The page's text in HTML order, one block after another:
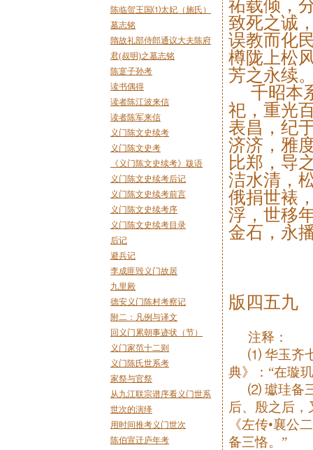
陈临贺王国⑴太妃（施氏）
墓志铭
隋故礼部侍郎通议大夫陈府
君(叔明)之墓志铭
陈寔子孙考
读书偶得
读者陈江波来信
读者陈军来信
义门陈文史续考
义门陈文史考
《义门陈文史续考》跋语
义门陈文史续考后记
义门陈文史续考前言
义门陈文史续考序
义门陈文史续考目录
后记
避兵记
李成匪毁义门故居
九里殿
德安义门陈村考察记
附二：凡例与译文
回义门累朝事迹状（节）
义门家范十二则
义门陈氏世系考
家祭与官祭
从九江联宗谱序看义门世系
世次的演绎
用时间推考义门世次
陈伯宣迁庐年考
祏载倾，
致死之诚
误教而化
樽陇上松
芳之永续
千昭本
祀，重光
表昌，纪
济济，雅
比郑，导
洁水清，
俄捐世裱
浮，世移
金石，永
版四五九
注释：
⑴ 华玉齐
典》：“在璇
⑵ 瓛珪备
后、殷之后
《左传•襄
备三恪。”